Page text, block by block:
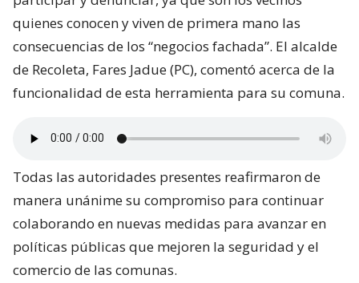
quienes conocen y viven de primera mano las
consecuencias de los “negocios fachada”. El alcalde
de Recoleta, Fares Jadue (PC), comentó acerca de la
funcionalidad de esta herramienta para su comuna.
Todas las autoridades presentes reafirmaron de
manera unánime su compromiso para continuar
colaborando en nuevas medidas para avanzar en
políticas públicas que mejoren la seguridad y el
comercio de las comunas.